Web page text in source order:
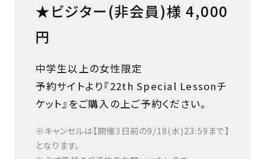
★ビジター(非会員)様 4,000
円
中学生以上の女性限定
予約サイトより『22th Special Lessonチ
ケット』をご購入の上ご予約ください。
※キャンセルは【開催3日前の9/18(水)23:59まで】
となります。